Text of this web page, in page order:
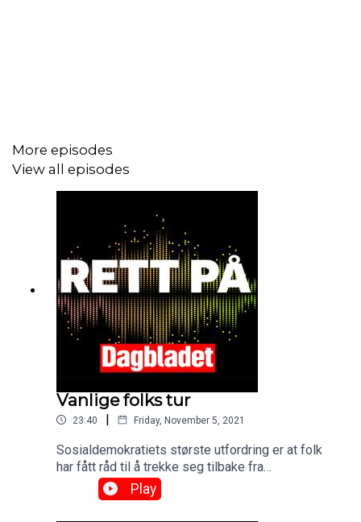
More episodes
View all episodes
Vanlige folks tur
23:40 | Friday, November 5, 2021
Sosialdemokratiets største utfordring er at folk
har fått råd til å trekke seg tilbake fra
fellesskapet, sa Martin Kolberg på boklansering
denne uka. Men nå er det vanlige folks tur, skal vi
tro regjeringen. Hvem er egentlig vanlige folk?
Play